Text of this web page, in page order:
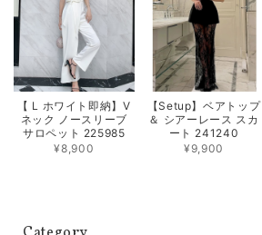
【 L ホワイト即納】V
ネック ノースリーブ
サロペット 225985
¥8,900
【Setup】ベアトップ
＆ シアーレース スカ
ート 241240
¥9,900